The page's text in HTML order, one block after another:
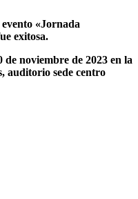
«Jornada
exitosa.
noviembre de 2023 en la
auditorio sede centro